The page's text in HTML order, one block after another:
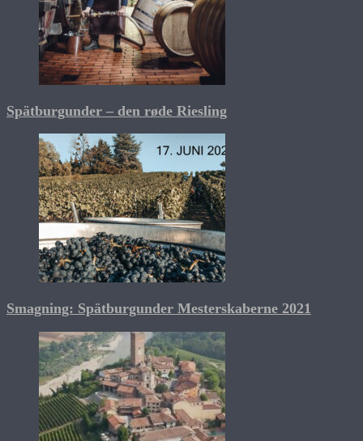
Spätburgunder – den røde Riesling
Smagning: Spätburgunder Mesterskaberne 2021